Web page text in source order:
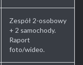
Zespół 2-osobowy
+ 2 samochody.
Raport
foto/wideo.